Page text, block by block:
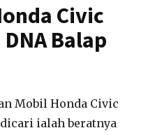
Civic
Balap
Mobil Honda Civic
ialah beratnya